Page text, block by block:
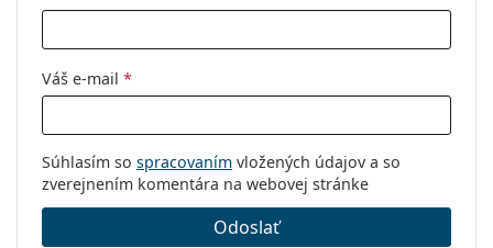
Váš e-mail *
Súhlasím so spracovaním vložených údajov a so
zverejnením komentára na webovej stránke
Odoslať